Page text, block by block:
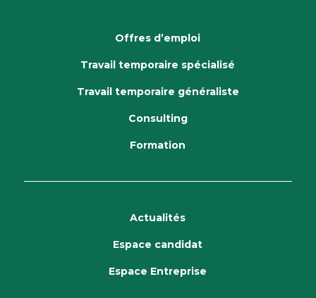
Offres d’emploi
Travail temporaire spécialisé
Travail temporaire généraliste
Consulting
Formation
Actualités
Espace candidat
Espace Entreprise